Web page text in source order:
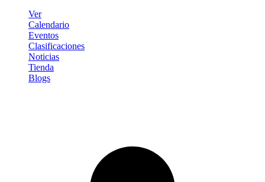
Ver
Calendario
Eventos
Clasificaciones
Noticias
Tienda
Blogs